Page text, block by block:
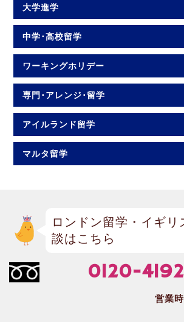
大学進学
中学･高校留学
ワーキングホリデー
専門･アレンジ･留学
アイルランド留学
マルタ留学
ロンドン留学・イギリ
談はこちら
0120-
営業